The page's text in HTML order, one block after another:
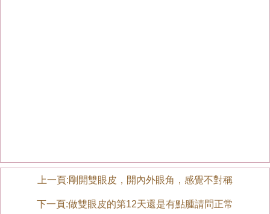
上一頁:剛開雙眼皮，開內外眼角，感覺不對稱
下一頁:做雙眼皮的第12天還是有點腫請問正常